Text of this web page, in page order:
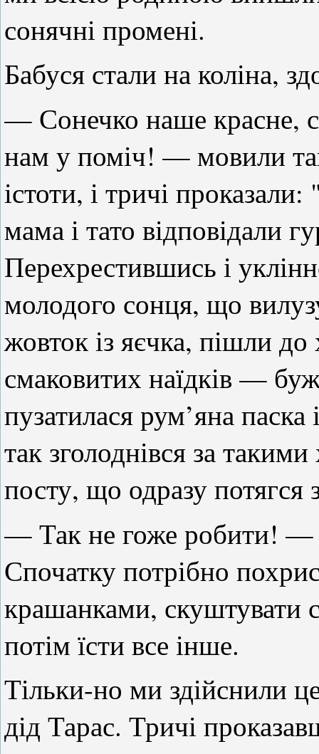
сонячні промені.
Бабуся стали на коліна,
— Сонечко наше красне,
нам у поміч! — мовили
істоти, і тричі
мама і тато відповідали
Перехрестившись і
молодого сонця, що
жовток із яєчка, пішли
смаковитих наїдків —
пузатилася рум’яна
так зголоднівся за
посту, що одразу
— Так не гоже робити! —
Спочатку потрібно
крашанками, скуштувати
потім їсти все інше.
Тільки-но ми здійснили
дід Тарас. Тричі